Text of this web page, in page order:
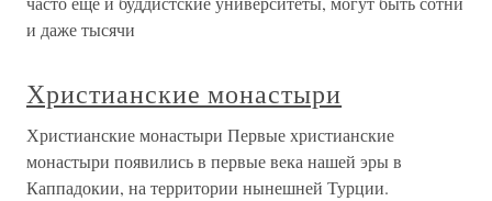
и даже тысячи
Христианские монастыри
Христианские монастыри Первые христианские
монастыри появились в первые века нашей эры в
Каппадокии, на территории нынешней Турции.